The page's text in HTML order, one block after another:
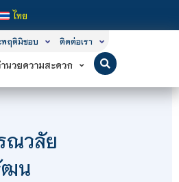
3 ระดับ คือ ระดับประกาศนียบัตรวิชาชีพ (ป
ไทย
พฤติมิชอบ ติดต่อเรา
นวยความสะดวก
ณวลัย
ฒน